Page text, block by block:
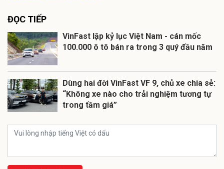
ĐỌC TIẾP
VinFast lập kỷ lục Việt Nam - cán mốc
100.000 ô tô bán ra trong 3 quý đầu năm
Dùng hai đời VinFast VF 9, chủ xe chia sẻ:
“Không xe nào cho trải nghiệm tương tự
trong tầm giá”